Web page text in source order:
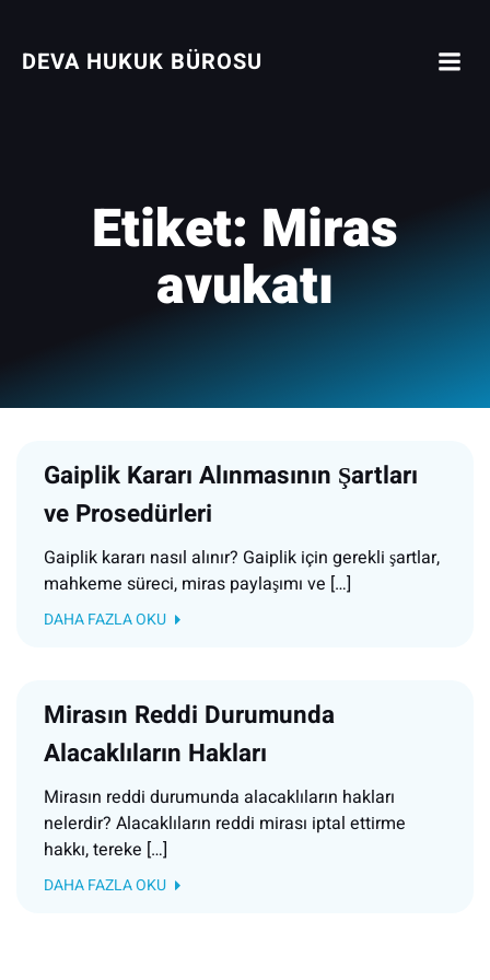
DEVA HUKUK BÜROSU
Etiket: Miras
avukatı
Gaiplik Kararı Alınmasının Şartları
ve Prosedürleri
Gaiplik kararı nasıl alınır? Gaiplik için gerekli şartlar,
mahkeme süreci, miras paylaşımı ve […]
DAHA FAZLA OKU
Mirasın Reddi Durumunda
Alacaklıların Hakları
Mirasın reddi durumunda alacaklıların hakları
nelerdir? Alacaklıların reddi mirası iptal ettirme
hakkı, tereke […]
DAHA FAZLA OKU